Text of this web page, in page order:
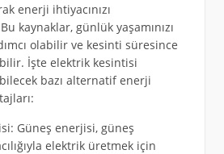
enerji ihtiyacınızı
kaynaklar, günlük yaşamınızı
olabilir ve kesinti süresince
İşte elektrik kesintisi
bazı alternatif enerji
Güneş enerjisi, güneş
elektrik üretmek için